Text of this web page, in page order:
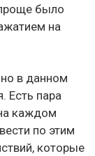
было
на
в данном
Есть пара
каждом
по этим
которые